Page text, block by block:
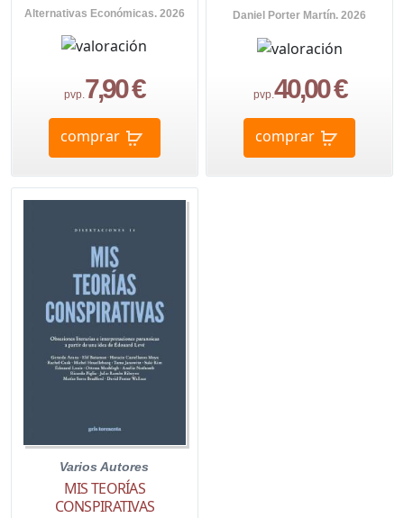
Alternativas Económicas. 2026
pvp.7,90 €
comprar
Daniel Porter Martín. 2026
pvp.40,00 €
comprar
Varios Autores
MIS TEORÍAS
CONSPIRATIVAS